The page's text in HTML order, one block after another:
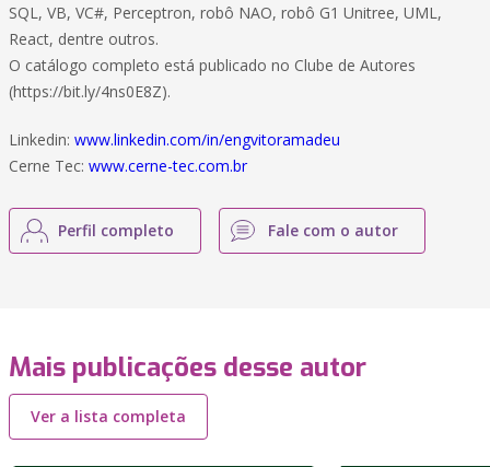
SQL, VB, VC#, Perceptron, robô NAO, robô G1 Unitree, UML,
React, dentre outros.
O catálogo completo está publicado no Clube de Autores
(https://bit.ly/4ns0E8Z).
Linkedin: www.linkedin.com/in/engvitoramadeu
Cerne Tec: www.cerne-tec.com.br
Perfil completo Fale com o autor
Mais publicações desse autor
Ver a lista completa